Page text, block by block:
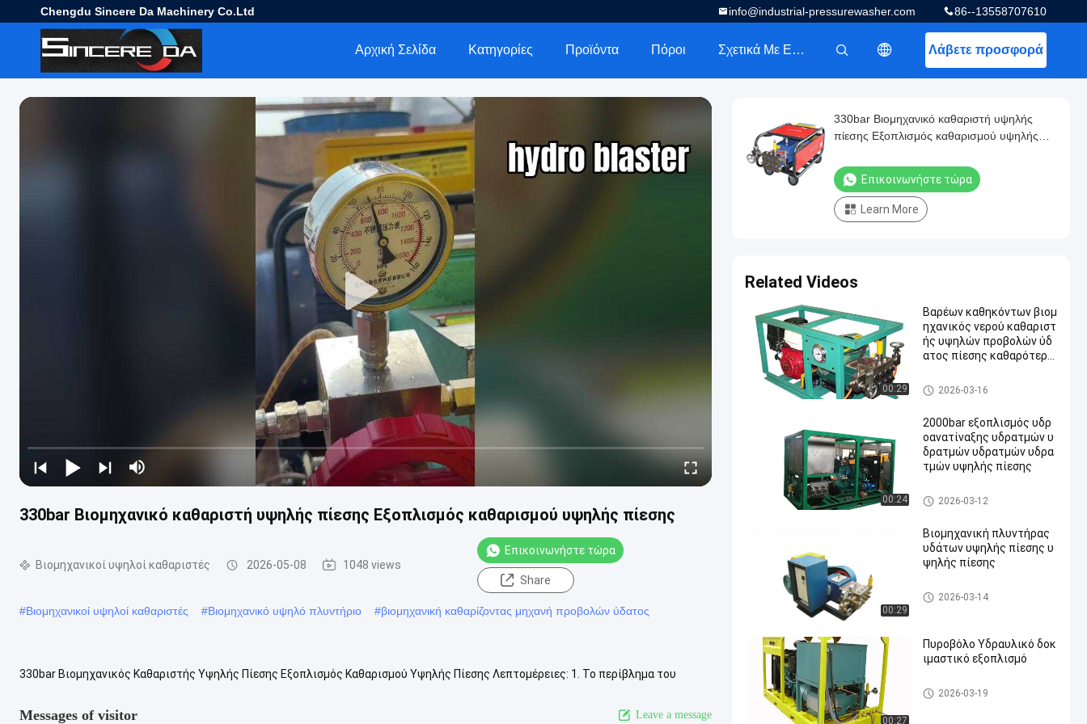
Chengdu Sincere Da Machinery Co.Ltd 86--13558707610
info@industrial-pressurewasher.com
Λάβετε προσφορά
Αρχική Σελίδα Κατηγορίες Προϊόντα Πόροι Σχετικά Με Εμάς
330bar Βιομηχανικό καθαριστή υψηλής πίεσης Εξοπλισμός καθαρισμού υψηλής πίεσης
Βιομηχανικοί υψηλοί καθαριστές 2026-05-08 1048 views
Επικοινωνήστε τώρα
Share
#Βιομηχανικοί υψηλοί καθαριστές #Βιομηχανικό υψηλό πλυντήριο #βιομηχανική καθαρίζοντας μηχανή προβολών ύδατος
330bar Βιομηχανικός Καθαριστής Υψηλής Πίεσης Εξοπλισμός Καθαρισμού Υψηλής Πίεσης Λεπτομέρειες: 1. Το περίβλημα του
Messages of visitor Leave a message
330bar Βιομηχανικό καθαριστή υψηλής
πίεσης Εξοπλισμός καθαρισμού υψηλής
Επικοινωνήστε τώρα
Learn More
Related Videos
00:29
Βαρέων καθηκόντων βιομ
ηχανικός νερού καθαριστ
ής υψηλών προβολών ύδ
ατος πίεσης καθαρότερο
Βιομηχανικοί υψηλοί καθαρι
στές
2026-03-16
00:24
2000bar εξοπλισμός υδρ
οανατίναξης υδρατμών υ
δρατμών υδρατμών υδρα
τμών υψηλής πίεσης
Υδρο εξοπλισμός ανατίναξης
2026-03-12
00:29
Βιομηχανική πλυντήρας
υδάτων υψηλής πίεσης υ
ψηλής πίεσης
βιομηχανική καθαρίζοντας μ
ηχανή προβολών ύδατος
2026-03-14
00:27
Πυροβόλο Υδραυλικό δοκ
ιμαστικό εξοπλισμό
Ηλεκτρική υδρο αντλία δοκι
μής
2026-03-19